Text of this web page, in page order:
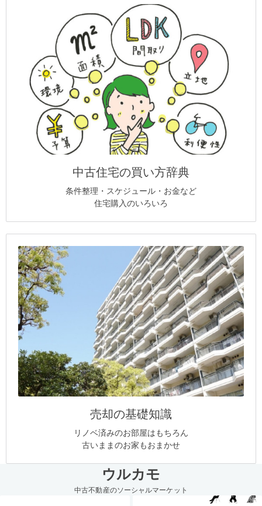
中古住宅の買い方辞典
条件整理・スケジュール・お金など
住宅購入のいろいろ
売却の基礎知識
リノベ済みのお部屋はもちろん
古いままのお家もおまかせ
ウルカモ
中古不動産のソーシャルマーケット